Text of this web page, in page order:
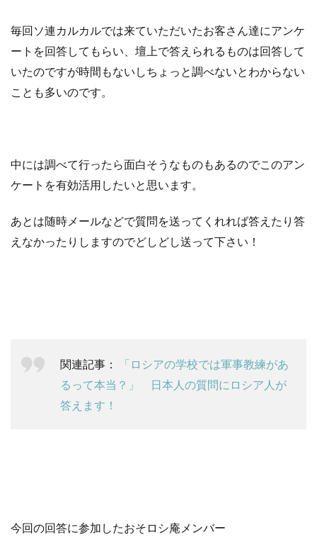
c
e
b
k
i
t
t
t
e
n
e
毎回ソ連カルカルでは来ていただいたお客さん達にアンケ
ートを回答してもらい、壇上で答えられるものは回答して
いたのですが時間もないしちょっと調べないとわからない
ことも多いのです。
中には調べて行ったら面白そうなものもあるのでこのアン
ケートを有効活用したいと思います。
あとは随時メールなどで質問を送ってくれれば答えたり答
えなかったりしますのでどしどし送って下さい！
関連記事：
「ロシアの学校では軍事教練があ
るって本当？」 日本人の質問にロシア人が
答えます！
今回の回答に参加したおそロシ庵メンバー